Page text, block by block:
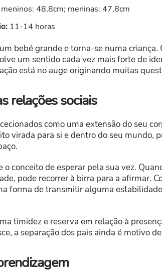
48,8cm; meninas: 47,8cm
11-14 horas
bebé grande e torna-se numa
um sentido cada vez mais forte de
está no auge originando muitas
relações sociais
como uma extensão do seu
virada para si e dentro do seu mundo,
conceito de esperar pela sua vez.
pode recorrer à birra para a afirmar.
forma de transmitir alguma
timidez e reserva em relação à
a separação dos pais ainda é motivo